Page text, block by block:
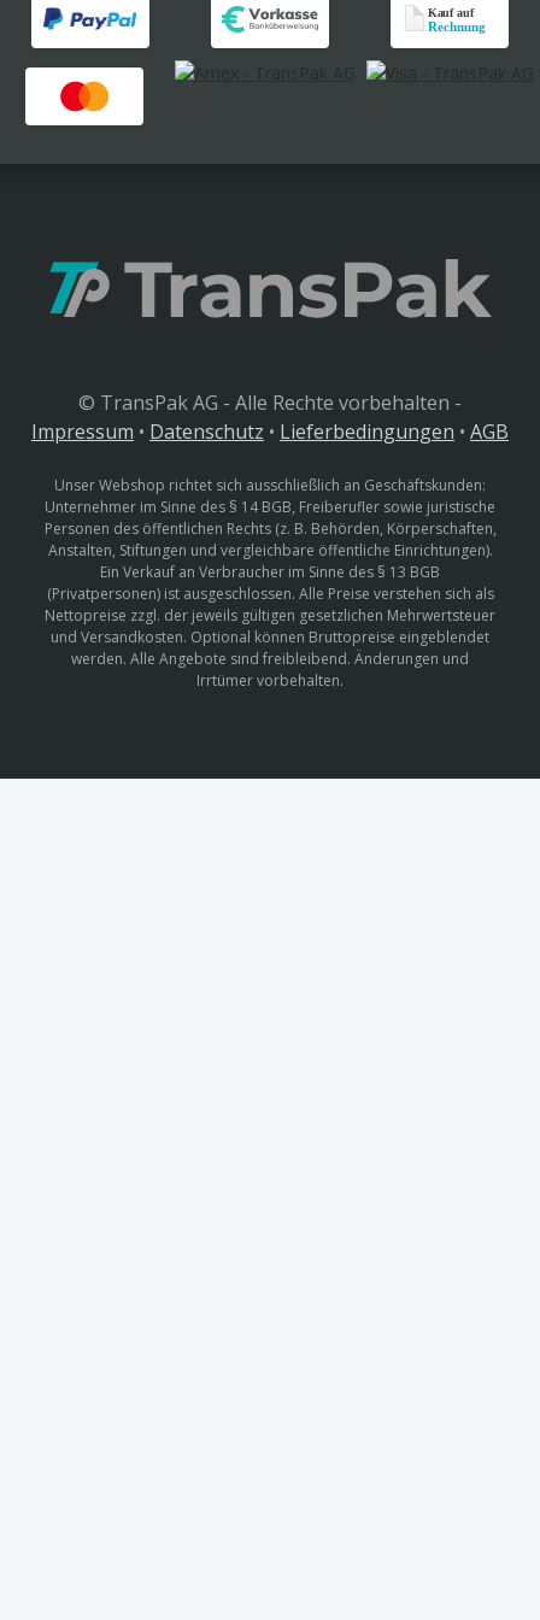
© TransPak AG - Alle Rechte vorbehalten -
Impressum • Datenschutz • Lieferbedingungen • AGB
Unser Webshop richtet sich ausschließlich an Geschäftskunden:
Unternehmer im Sinne des § 14 BGB, Freiberufler sowie juristische
Personen des öffentlichen Rechts (z. B. Behörden, Körperschaften,
Anstalten, Stiftungen und vergleichbare öffentliche Einrichtungen).
Ein Verkauf an Verbraucher im Sinne des § 13 BGB
(Privatpersonen) ist ausgeschlossen. Alle Preise verstehen sich als
Nettopreise zzgl. der jeweils gültigen gesetzlichen Mehrwertsteuer
und Versandkosten. Optional können Bruttopreise eingeblendet
werden. Alle Angebote sind freibleibend. Änderungen und
Irrtümer vorbehalten.